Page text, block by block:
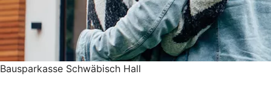
Bausparkasse Schwäbisch Hall